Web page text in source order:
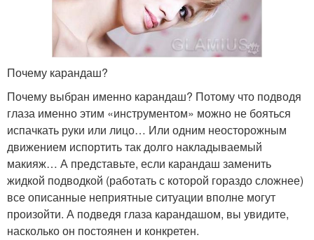
Почему карандаш?
Почему выбран именно карандаш? Потому что подводя
глаза именно этим «инструментом» можно не бояться
испачкать руки или лицо… Или одним неосторожным
движением испортить так долго накладываемый
макияж… А представьте, если карандаш заменить
жидкой подводкой (работать с которой гораздо сложнее)
все описанные неприятные ситуации вполне могут
произойти. А подведя глаза карандашом, вы увидите,
насколько он постоянен и конкретен.